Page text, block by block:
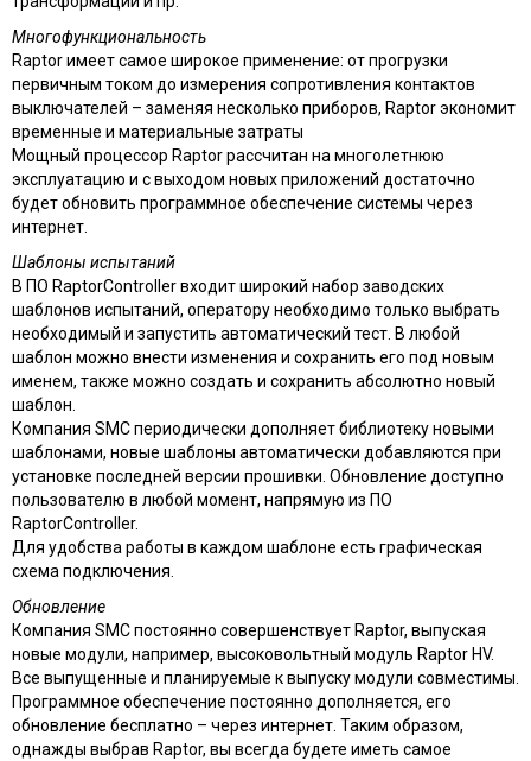
Многофункциональность
Raptor имеет самое широкое применение: от прогрузки
первичным током до измерения сопротивления контактов
выключателей – заменяя несколько приборов, Raptor экономит
временные и материальные затраты
Мощный процессор Raptor рассчитан на многолетнюю
эксплуатацию и с выходом новых приложений достаточно
будет обновить программное обеспечение системы через
интернет.
Шаблоны испытаний
В ПО RaptorController входит широкий набор заводских
шаблонов испытаний, оператору необходимо только выбрать
необходимый и запустить автоматический тест. В любой
шаблон можно внести изменения и сохранить его под новым
именем, также можно создать и сохранить абсолютно новый
шаблон.
Компания SMC периодически дополняет библиотеку новыми
шаблонами, новые шаблоны автоматически добавляются при
установке последней версии прошивки. Обновление доступно
пользователю в любой момент, напрямую из ПО
RaptorController.
Для удобства работы в каждом шаблоне есть графическая
схема подключения.
Обновление
Компания SMC постоянно совершенствует Raptor, выпуская
новые модули, например, высоковольтный модуль Raptor HV.
Все выпущенные и планируемые к выпуску модули совместимы.
Программное обеспечение постоянно дополняется, его
обновление бесплатно – через интернет. Таким образом,
однажды выбрав Raptor, вы всегда будете иметь самое